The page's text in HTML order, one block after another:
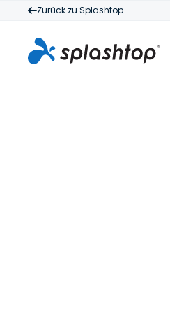
Zurück zu Splashtop